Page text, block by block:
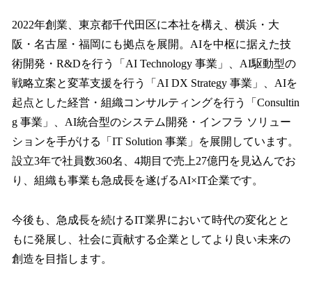
2022年創業、東京都千代田区に本社を構え、横浜・大
阪・名古屋・福岡にも拠点を展開。AIを中枢に据えた技
術開発・R&Dを行う「AI Technology 事業」、AI駆動型の
戦略立案と変革支援を行う「AI DX Strategy 事業」、AIを
起点とした経営・組織コンサルティングを行う「Consultin
g 事業」、AI統合型のシステム開発・インフラ ソリュー
ションを手がける「IT Solution 事業」を展開しています。
設立3年で社員数360名、4期目で売上27億円を見込んでお
り、組織も事業も急成長を遂げるAI×IT企業です。
今後も、急成長を続けるIT業界において時代の変化とと
もに発展し、社会に貢献する企業としてより良い未来の
創造を目指します。